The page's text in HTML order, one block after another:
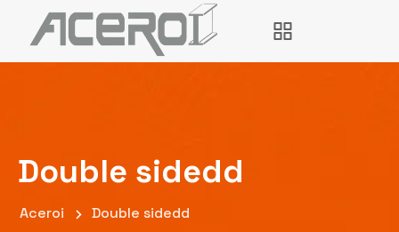
Double sidedd
Aceroi Double sidedd